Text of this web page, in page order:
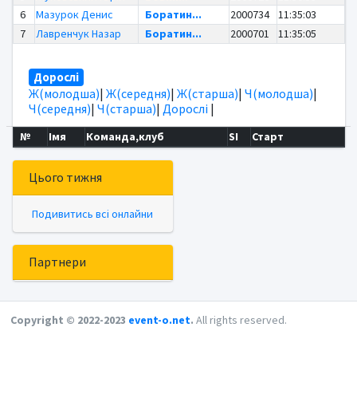
6
Мазурок Денис Боратин... 2000734
11:35:03
7
Лавренчук Назар Боратин... 2000701 11:35:05
Дорослі
Ж(молодша)| Ж(середня)| Ж(старша)| Ч(молодша)|
Ч(середня)| Ч(старша)| Дорослі |
№ Імя Команда,клуб SI Старт
Цього тижня
Подивитись всі онлайни
Партнери
Copyright © 2022-2023 event-o.net. All rights reserved.